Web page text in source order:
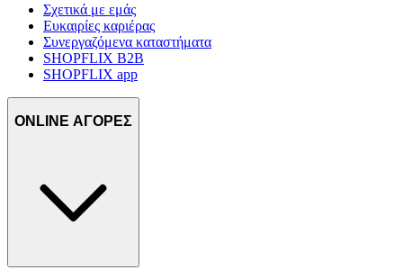
Σχετικά με εμάς
Ευκαιρίες καριέρας
Συνεργαζόμενα καταστήματα
SHOPFLIX B2B
SHOPFLIX app
ONLINE ΑΓΟΡΕΣ